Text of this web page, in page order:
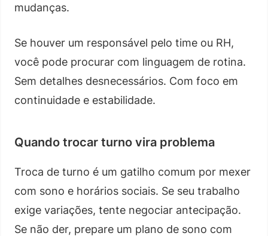
mudanças.
Se houver um responsável pelo time ou RH,
você pode procurar com linguagem de rotina.
Sem detalhes desnecessários. Com foco em
continuidade e estabilidade.
Quando trocar turno vira problema
Troca de turno é um gatilho comum por mexer
com sono e horários sociais. Se seu trabalho
exige variações, tente negociar antecipação.
Se não der, prepare um plano de sono com